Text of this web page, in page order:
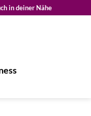
in deiner Nähe